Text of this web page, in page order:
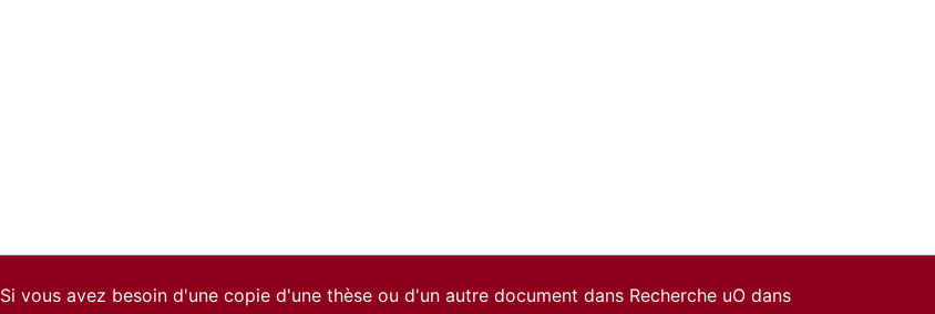
Si vous avez besoin d'une copie d'une thèse ou d'un autre document dans Recherche uO dans